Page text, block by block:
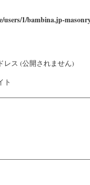
users/1/bambina.jp-
レス (公開されません)
ト